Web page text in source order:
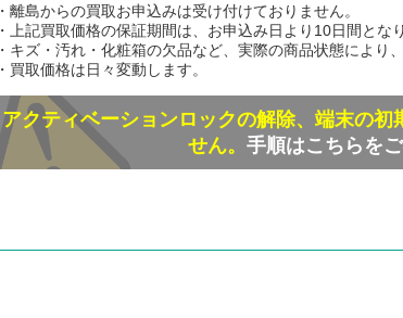
・離島からの買取お申込みは受け付けておりません。
・上記買取価格の保証期間は、お申込み日より10日間とな
・キズ・汚れ・化粧箱の欠品など、実際の商品状態により
・買取価格は日々変動します。
アクティベーションロックの解除、端末の
せん。 手順はこちらを